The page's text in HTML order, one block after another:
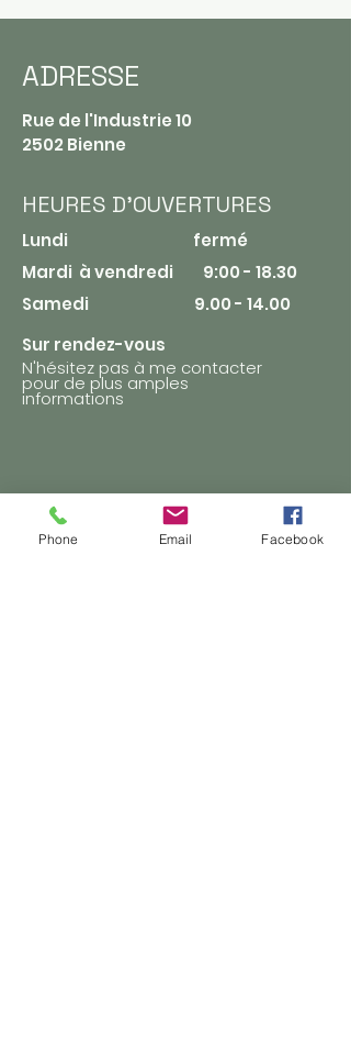
ADRESSE
Rue de l'Industrie 10
2502 Bienne
Lundi fermé​
Mardi à vendredi 9:00 - 18.30
Samedi 9.00 - 14.00
Sur rendez-vous
N'hésitez pas à me contacter
pour de plus amples
informations
HEURES D'OUVERTURES
CONTACT
078 618 20 70
Phone Email Facebook